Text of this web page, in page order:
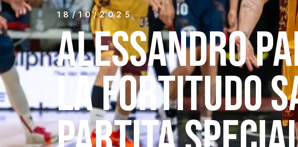
18/10/2025
ALESSANDRO
LA FORTITUDO